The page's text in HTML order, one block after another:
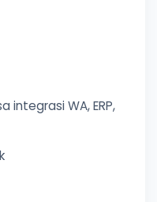
integrasi WA, ERP,